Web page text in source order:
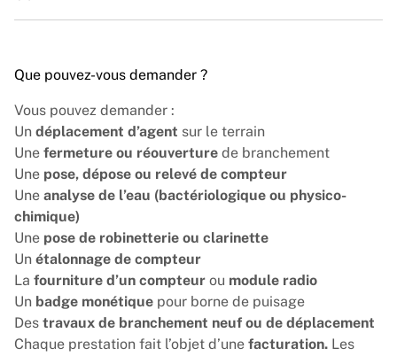
Que pouvez-vous demander ?
Vous pouvez demander :
Un déplacement d’agent sur le terrain
Une fermeture ou réouverture de branchement
Une pose, dépose ou relevé de compteur
Une analyse de l’eau (bactériologique ou physico-
chimique)
Une pose de robinetterie ou clarinette
Un étalonnage de compteur
La fourniture d’un compteur ou module radio
Un badge monétique pour borne de puisage
Des travaux de branchement neuf ou de déplacement
Chaque prestation fait l’objet d’une facturation. Les